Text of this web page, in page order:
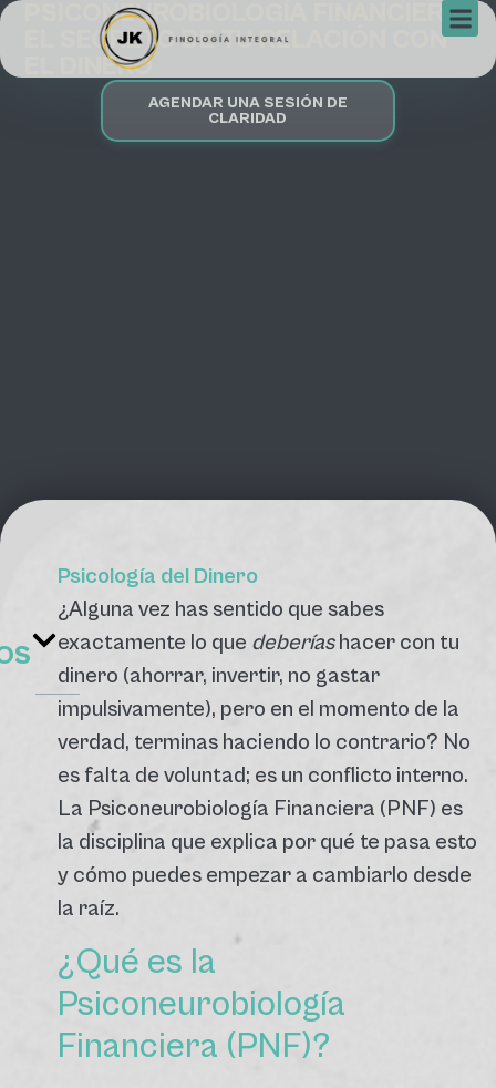
PSICONEUROBIOLOGÍA FINANCIERA:
EL SECRETO DE TU RELACIÓN CON
EL DINERO
AGENDAR UNA SESIÓN DE
CLARIDAD
Psicología del Dinero
¿Alguna vez has sentido que sabes
exactamente lo que deberíashacer con tu
dinero (ahorrar, invertir, no gastar
impulsivamente), pero en el momento de la
verdad, terminas haciendo lo contrario? No
es falta de voluntad; es un conflicto interno.
La Psiconeurobiología Financiera (PNF) es
la disciplina que explica por qué te pasa esto
y cómo puedes empezar a cambiarlo desde
la raíz.
¿Qué es la
Psiconeurobiología
Financiera (PNF)?